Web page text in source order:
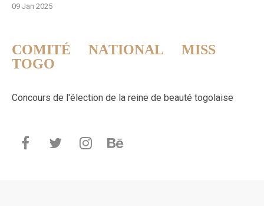
09 Jan 2025
COMITÉ NATIONAL MISS
TOGO
Concours de l'élection de la reine de beauté togolaise